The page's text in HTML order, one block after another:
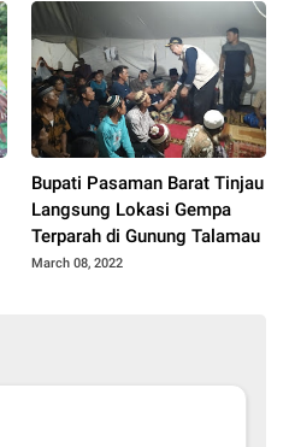
Bupati Pasaman Barat Tinjau
Langsung Lokasi Gempa
Terparah di Gunung Talamau
March 08, 2022